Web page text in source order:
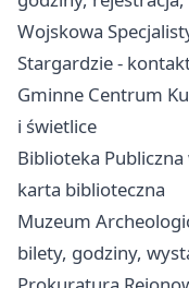
Wojskowa
Stargardzie -
Gminne Centrum
i świetlice
Biblioteka
karta biblioteczna
Muzeum
bilety, godziny,